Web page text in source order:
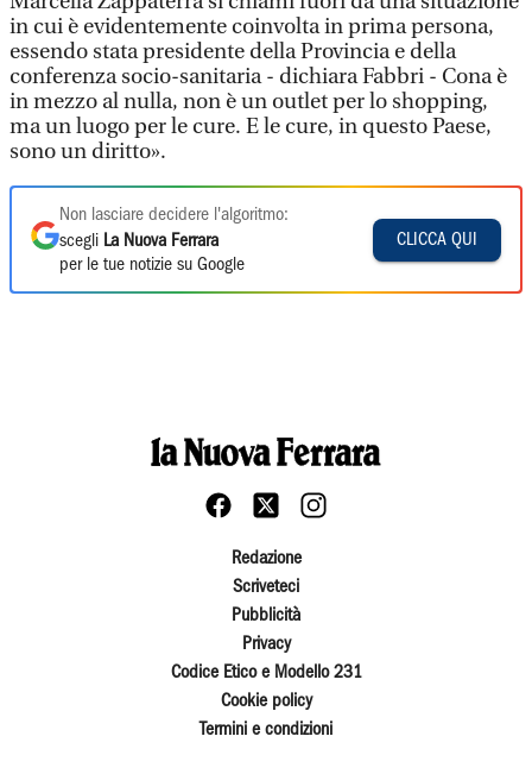
in cui è evidentemente coinvolta in prima persona,
essendo stata presidente della Provincia e della
conferenza socio-sanitaria - dichiara Fabbri - Cona è
in mezzo al nulla, non è un outlet per lo shopping,
ma un luogo per le cure. E le cure, in questo Paese,
sono un diritto».
Non lasciare decidere l'algoritmo:
scegli La Nuova Ferrara
per le tue notizie su Google
CLICCA QUI
Redazione
Scriveteci
Pubblicità
Privacy
Codice Etico e Modello 231
Cookie policy
Termini e condizioni